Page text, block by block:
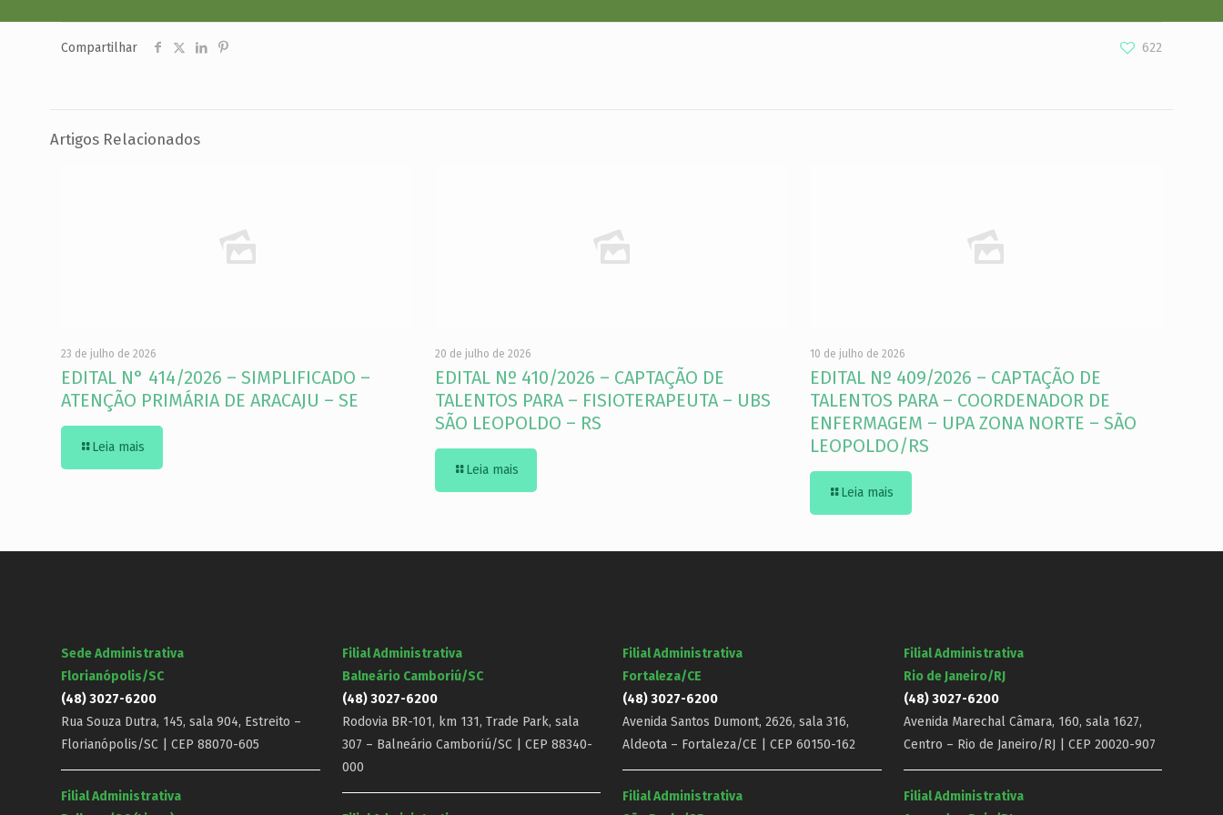
Compartilhar 622
Artigos Relacionados
23 de julho de 2026
EDITAL N° 414/2026 – SIMPLIFICADO –
ATENÇÃO PRIMÁRIA DE ARACAJU – SE
Leia mais
20 de julho de 2026
EDITAL Nº 410/2026 – CAPTAÇÃO DE
TALENTOS PARA – FISIOTERAPEUTA – UBS
SÃO LEOPOLDO – RS
Leia mais
10 de julho de 2026
EDITAL Nº 409/2026 – CAPTAÇÃO DE
TALENTOS PARA – COORDENADOR DE
ENFERMAGEM – UPA ZONA NORTE – SÃO
LEOPOLDO/RS
Leia mais
Sede Administrativa
Florianópolis/SC
(48) 3027-6200
Rua Souza Dutra, 145, sala 904, Estreito –
Florianópolis/SC | CEP 88070-605
Filial Administrativa
Filial Administrativa
Balneário Camboriú/SC
(48) 3027-6200
Rodovia BR-101, km 131, Trade Park, sala
307 – Balneário Camboriú/SC | CEP 88340-
000
Filial Administrativa
Fortaleza/CE
(48) 3027-6200
Avenida Santos Dumont, 2626, sala 316,
Aldeota – Fortaleza/CE | CEP 60150-162
Filial Administrativa
Filial Administrativa
Rio de Janeiro/RJ
(48) 3027-6200
Avenida Marechal Câmara, 160, sala 1627,
Centro – Rio de Janeiro/RJ | CEP 20020-907
Filial Administrativa